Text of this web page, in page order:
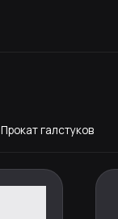
Прокат галстуков